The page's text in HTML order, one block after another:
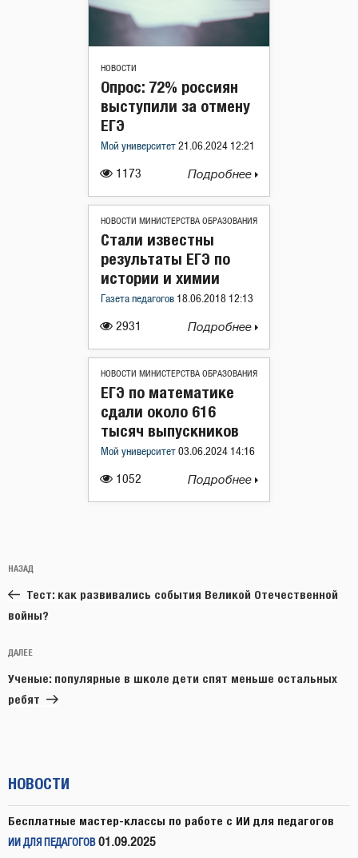
НОВОСТИ
1173
Опрос: 72% россиян
выступили за отмену
ЕГЭ
Мой университет 21.06.2024 12:21
Подробнее
НОВОСТИ МИНИСТЕРСТВА ОБРАЗОВАНИЯ
2931
Стали известны
результаты ЕГЭ по
истории и химии
Газета педагогов 18.06.2018 12:13
Подробнее
НОВОСТИ МИНИСТЕРСТВА ОБРАЗОВАНИЯ
1052
ЕГЭ по математике
сдали около 616
тысяч выпускников
Мой университет 03.06.2024 14:16
Подробнее
по
записям
Предыдущая
запись:
НАЗАД
Тест: как развивались события Великой Отечественной
войны?
Следующая
запись
ДАЛЕЕ
Ученые: популярные в школе дети спят меньше остальных
ребят
НОВОСТИ
Бесплатные мастер-классы по работе с ИИ для педагогов
ИИ ДЛЯ ПЕДАГОГОВ 01.09.2025